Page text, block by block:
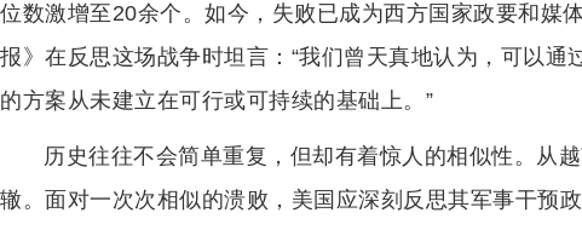
位数激增至20余个。如今，失败已成为西方国家政要和媒
报》在反思这场战争时坦言：“我们曾天真地认为，可以通
的方案从未建立在可行或可持续的基础上。”
历史往往不会简单重复，但却有着惊人的相似性。从
辙。面对一次次相似的溃败，美国应深刻反思其军事干预